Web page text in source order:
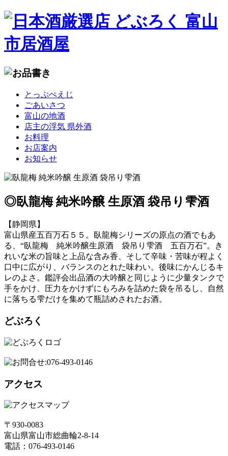
とっぷぺえじ
ごあいさつ
富山の地酒
店主の浮気 県外酒
お料理
お店案内
お知らせ
◎臥龍梅 純米吟醸 生原酒 袋吊り雫酒
【静岡県】
富山県産五百万石５５。臥龍梅シリーズの原点の酒でもあ
る、“臥龍梅 純米吟醸生原酒 袋吊り雫酒 五百万石”。き
れいな米の旨味と上品な含み香、そして辛味・苦味が程よく
口中に広がり、バランスのとれた味わい。後味にかんじるキ
レのよさ。鑑評会出品酒の大吟醸と同じように少量タンクで
手をかけ、圧力をかけずにもろみを詰めた袋を吊るし、自然
に落ちる雫だけを集めて瓶詰めされたお酒。
どぶろく
アクセス
〒930-0083
富山県富山市総曲輪2-8-14
電話：076-493-0146